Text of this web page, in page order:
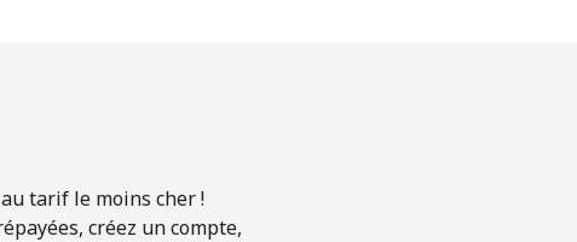
tarif le moins cher !
créez un compte,